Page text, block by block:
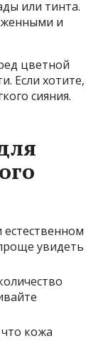
или тинта.
и
цветной
Если хотите,
сияния.
увидеть
кожа